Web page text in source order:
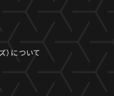
）について